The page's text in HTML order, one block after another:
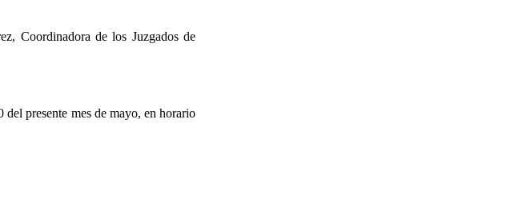
Coordinadora de los Juzgados de
del presente mes de mayo, en horario